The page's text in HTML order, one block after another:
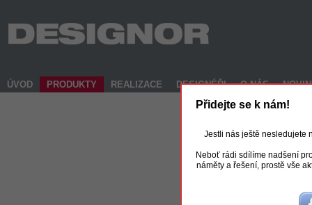
ÚVOD PRODUKTY REALIZACE DESIGNÉŘI O NÁS
Přidejte se k nám!
Jestli nás ještě nesledujete
Neboť rádi sdílíme nadšení
náměty a řešení, prostě vše